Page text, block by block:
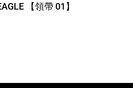
【領帶 01】